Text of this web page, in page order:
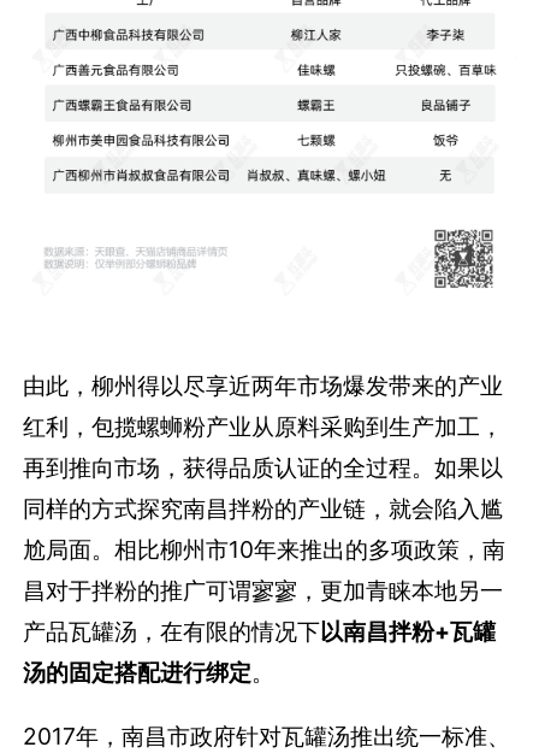
由此，柳州得以尽享近两年市场爆发带来的产业
红利，包揽螺蛳粉产业从原料采购到生产加工，
再到推向市场，获得品质认证的全过程。如果以
同样的方式探究南昌拌粉的产业链，就会陷入尴
尬局面。相比柳州市10年来推出的多项政策，南
昌对于拌粉的推广可谓寥寥，更加青睐本地另一
产品瓦罐汤，在有限的情况下以南昌拌粉+瓦罐
汤的固定搭配进行绑定。
2017年，南昌市政府针对瓦罐汤推出统一标准、